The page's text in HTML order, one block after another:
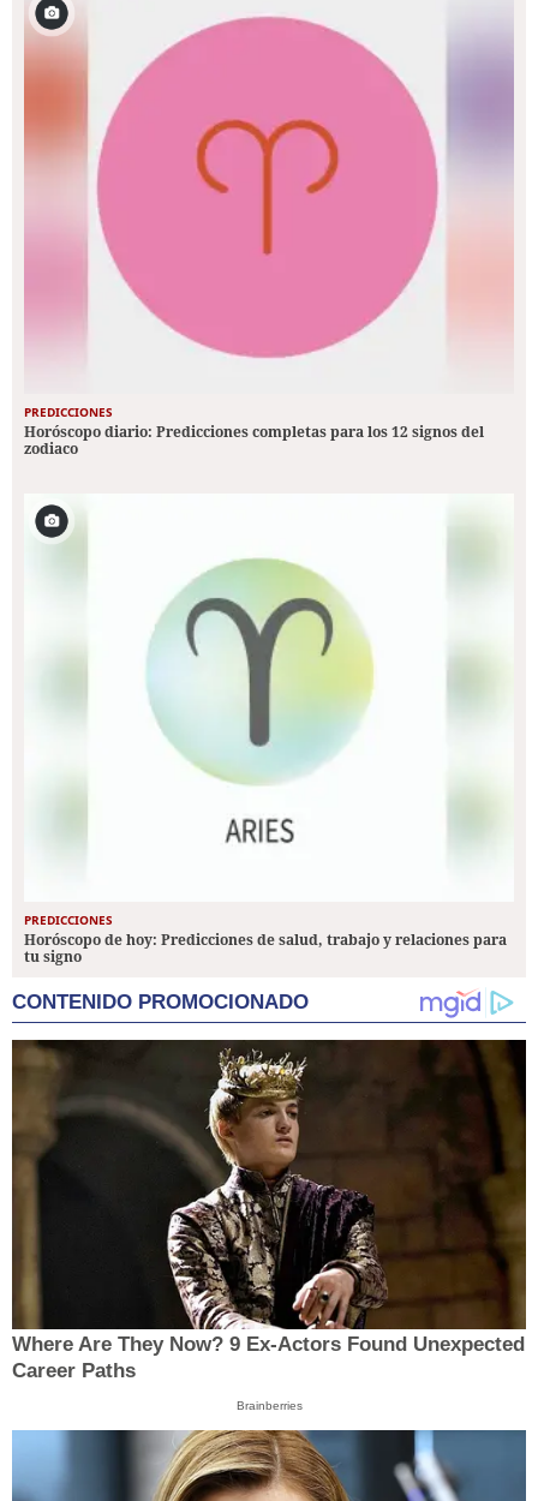
PREDICCIONES
Horóscopo diario: Predicciones completas para los 12 signos del
zodiaco
PREDICCIONES
Horóscopo de hoy: Predicciones de salud, trabajo y relaciones para
tu signo
CONTENIDO PROMOCIONADO
Where Are They Now? 9 Ex-Actors Found Unexpected
Career Paths
Brainberries